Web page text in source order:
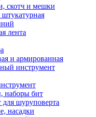
скотч и мешки
лента
и армированная
инструмент
наборы бит
шуруповерта
насадки